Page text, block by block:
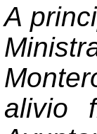
A
alivio